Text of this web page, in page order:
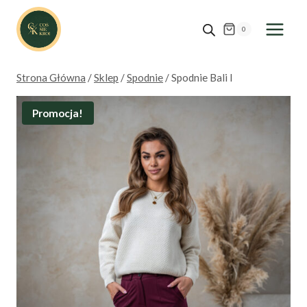
Przejdź
treści
0
Strona Główna /Sklep /Spodnie /Spodnie Bali I
Promocja!